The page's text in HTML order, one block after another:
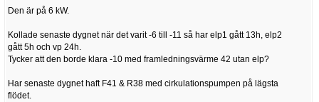
Den är på 6 kW.
Kollade senaste dygnet när det varit -6 till -11 så har elp1 gått 13h, elp2
gått 5h och vp 24h.
Tycker att den borde klara -10 med framledningsvärme 42 utan elp?
Har senaste dygnet haft F41 & R38 med cirkulationspumpen på lägsta
flödet.